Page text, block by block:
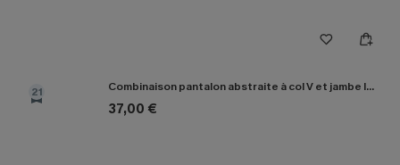
21 Combinaison pantalon abstraite à col V et jambe large
37,00 €